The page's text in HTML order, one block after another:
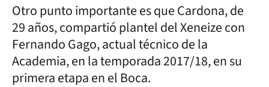
Otro punto importante es que Cardona, de
29 años, compartió plantel del Xeneize con
Fernando Gago, actual técnico de la
Academia, en la temporada 2017/18, en su
primera etapa en el Boca.